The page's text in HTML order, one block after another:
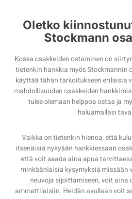
Oletko
Stockmann
Koska osakkeiden ostaminen on
tietenkin hankkia myös Stockmannin
käyttää tähän tarkoitukseen erilaisia
mahdollisuuden osakkeiden
tulee olemaan helppoa ostaa ja
haluamallasi
Vaikka on tietenkin hienoa, että
itsenäisiä nykyään hankkiessaan
että voit saada aina apua
minkäänlaisia kysymyksiä missään
neuvoja sijoittamiseen, voit aina
ammattilaisiin. Heidän avullaan voit